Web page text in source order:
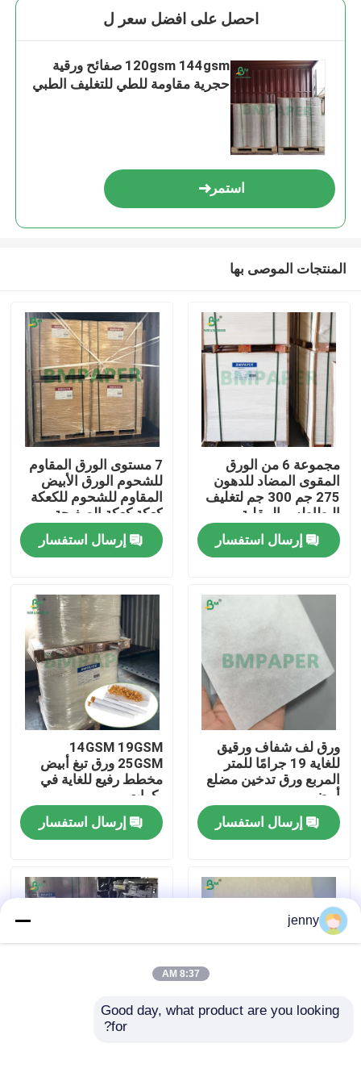
منزل
المنتجات
حول بنا
جولة في المعمل
ضبط الجودة
أخبار
ورق CAD الراسمة
احصل على افضل سعر ل
120gsm 144gsm صفائح ورقية
حجرية مقاومة للطي للتغليف الطبي
استمر
المنتجات الموصى بها
مجموعة 6 من الورق
المقوى المضاد للدهون
275 جم 300 جم لتغليف
البطاطس المقلية
إرسال استفسار
7 مستوى الورق المقاوم
للشحوم الورق الأبيض
المقاوم للشحوم للكعكة
كعكة كعكة الصفيحة
إرسال استفسار
ورق لف شفاف ورقيق
للغاية 19 جرامًا للمتر
المربع ورق تدخين مضلع
أبيض
إرسال استفسار
14GSM 19GSM
25GSM ورق تبغ أبيض
مخطط رفيع للغاية في
بكرات
إرسال استفسار
ورق الكعك الممتاز
jenny
8:37 AM
Good day, what product are you looking
for?